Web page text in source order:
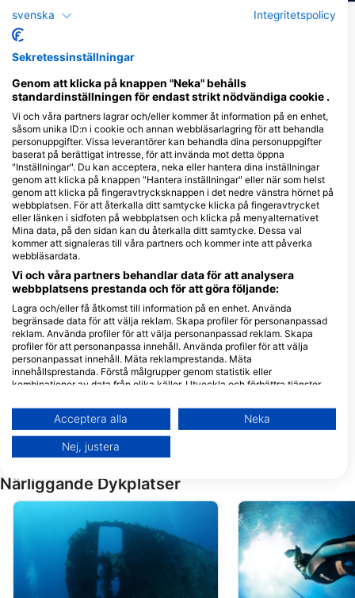
dykplats
Camel Dive Club
P.O Box 10, 46619 Sharm El Sheikh,
Egypten
Pirates Dive Club
Falcon Hills Hotel, 46619 South
Sinai, Sharm El-Sheikh, Egypten
El-Khan Mall no.(10), 46619
Sharm El Sheikh, Egypten
Mr.Diver Red Sea
Hollywood Palma Di Sharm
Resort, 46619 Sharm El
Närliggande Dykplatser
svenska Integritetspolicy
Sekretessinställningar
Genom att klicka på knappen "Neka" behålls
standardinställningen för endast strikt nödvändiga cookie .
Vi och våra partners lagrar och/eller kommer åt information på en enhet,
såsom unika ID:n i cookie och annan webbläsarlagring för att behandla
personuppgifter. Vissa leverantörer kan behandla dina personuppgifter
baserat på berättigat intresse, för att invända mot detta öppna
"Inställningar". Du kan acceptera, neka eller hantera dina inställningar
genom att klicka på knappen "Hantera inställningar" eller när som helst
genom att klicka på fingeravtrycksknappen i det nedre vänstra hörnet på
webbplatsen. För att återkalla ditt samtycke klicka på fingeravtrycket
eller länken i sidfoten på webbplatsen och klicka på menyalternativet
Mina data, på den sidan kan du återkalla ditt samtycke. Dessa val
kommer att signaleras till våra partners och kommer inte att påverka
webbläsardata.
Vi och våra partners behandlar data för att analysera
webbplatsens prestanda och för att göra följande:
Lagra och/eller få åtkomst till information på en enhet. Använda
begränsade data för att välja reklam. Skapa profiler för personanpassad
reklam. Använda profiler för att välja personanpassad reklam. Skapa
profiler för att personanpassa innehåll. Använda profiler för att välja
personanpassat innehåll. Mäta reklamprestanda. Mäta
innehållsprestanda. Förstå målgrupper genom statistik eller
kombinationer av data från olika källor. Utveckla och förbättra tjänster.
Du hittar mer information om hur Google använder data här:
https://business.safety.google/privacy/
Data kan delas utanför EU och skickas till USA.
Ditt samtycke och cookie gäller endast denna webbplats/app.
Visa partnerlista (1 IAB-leverantörer)
Vi använder dina uppgifter för följande ändamål:
IAB:s ändamål med behandlingen:
Lagra och/eller få åtkomst till information på
en enhet
Använda begränsade data för att välja
Acceptera alla Neka
Nej, justera